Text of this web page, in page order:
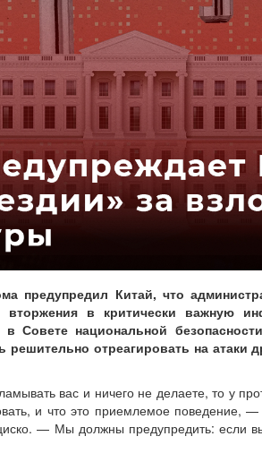
предупредил Китай, что
вторжения в критически важную
Совете национальной
отреагировать на атаки
вас и ничего не делаете, то у
и что это приемлемое поведение,
— Мы должны предупредить: если